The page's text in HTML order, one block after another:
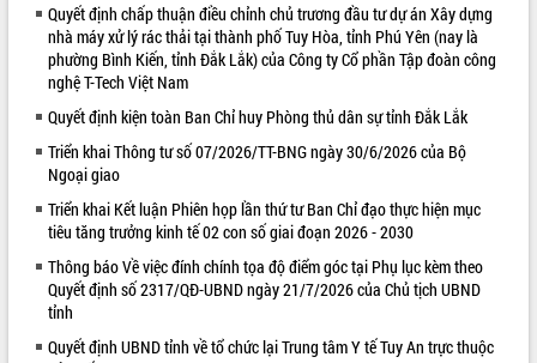
Khám bệnh, cấp phát thuốc miễn phí
và tặng quà người dân xã Cư Pui
Hội nghị UBND tỉnh Đắk Lắk thường kỳ
tháng 7/2026
Lễ truy tặng danh hiệu “Bà Mẹ Việt
Nam Anh hùng” và trao Huân chương
UBND tỉnh Đắk Lắk triển khai nhiệm
vụ 6 tháng cuối năm 2026
Kỳ họp thứ Hai, Hội đồng nhân dân
ALBUM ẢNH
Quyết định chấp thuận điều chỉnh chủ trương đầu tư dự án Xây dựng
nhà máy xử lý rác thải tại thành phố Tuy Hòa, tỉnh Phú Yên (nay là
phường Bình Kiến, tỉnh Đắk Lắk) của Công ty Cổ phần Tập đoàn công
nghệ T-Tech Việt Nam
Quyết định kiện toàn Ban Chỉ huy Phòng thủ dân sự tỉnh Đắk Lắk
Triển khai Thông tư số 07/2026/TT-BNG ngày 30/6/2026 của Bộ
Ngoại giao
Triển khai Kết luận Phiên họp lần thứ tư Ban Chỉ đạo thực hiện mục
tiêu tăng trưởng kinh tế 02 con số giai đoạn 2026 - 2030
Thông báo Về việc đính chính tọa độ điểm góc tại Phụ lục kèm theo
Quyết định số 2317/QĐ-UBND ngày 21/7/2026 của Chủ tịch UBND
tỉnh
Quyết định UBND tỉnh về tổ chức lại Trung tâm Y tế Tuy An trực thuộc